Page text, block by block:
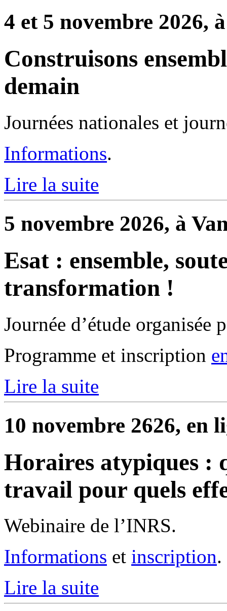
4 et 5 novembre 2026,
Construisons
demain
Journées nationales et
Informations.
Lire la suite
5 novembre 2026, à
Esat : ensemble,
transformation !
Journée d’étude organisée
Programme et inscription
Lire la suite
10 novembre 2626, en
Horaires atypiques :
travail pour quels
Webinaire de l’INRS.
Informations et inscription.
Lire la suite